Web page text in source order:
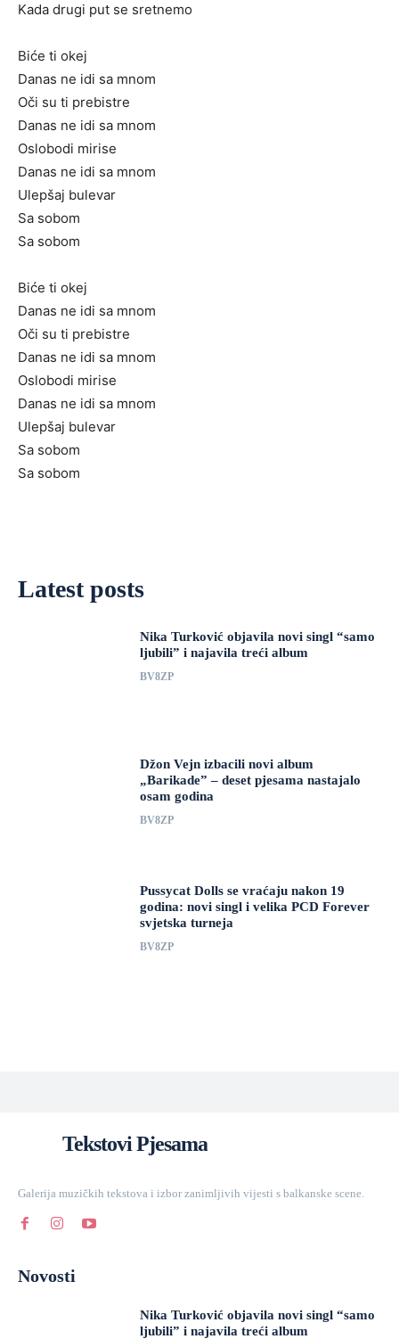
Kada drugi put se sretnemo
Biće ti okej
Danas ne idi sa mnom
Oči su ti prebistre
Danas ne idi sa mnom
Oslobodi mirise
Danas ne idi sa mnom
Ulepšaj bulevar
Sa sobom
Sa sobom
Biće ti okej
Danas ne idi sa mnom
Oči su ti prebistre
Danas ne idi sa mnom
Oslobodi mirise
Danas ne idi sa mnom
Ulepšaj bulevar
Sa sobom
Sa sobom
Latest posts
Nika Turković objavila novi singl “samo
ljubili” i najavila treći album
BV8ZP
Džon Vejn izbacili novi album
„Barikade” – deset pjesama nastajalo
osam godina
BV8ZP
Pussycat Dolls se vraćaju nakon 19
godina: novi singl i velika PCD Forever
svjetska turneja
BV8ZP
Tekstovi Pjesama
Galerija muzičkih tekstova i izbor zanimljivih vijesti s balkanske scene.
Novosti
Nika Turković objavila novi singl “samo
ljubili” i najavila treći album